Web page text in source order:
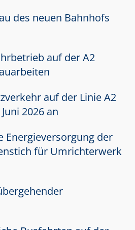
des neuen Bahnhofs
auf der A2
auf der Linie A2
2026 an
Energieversorgung der
für Umrichterwerk